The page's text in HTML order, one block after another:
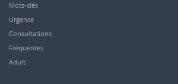
Mots-clés
Urgence
Consultations
Fréquentes
Adult